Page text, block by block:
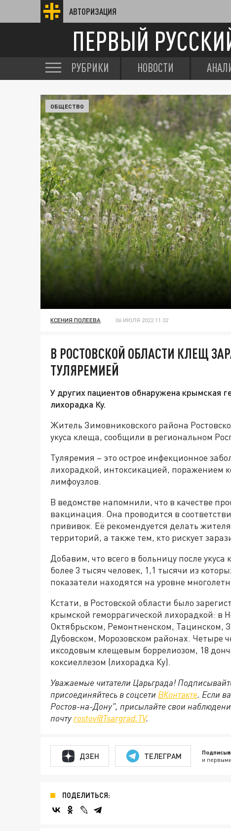
АВТОРИЗАЦИЯ
ПЕРВЫЙ
РУБРИКИ НОВОСТИ
ОБЩЕСТВО
КСЕНИЯ ПОЛЕЕВА 06 ИЮЛЯ 2022 11:32
В РОСТОВСКОЙ ОБЛАСТИ КЛЕЩ
ТУЛЯРЕМИЕЙ
У других пациентов обнаружена крымская
лихорадка Ку.
Житель Зимовниковского района
укуса клеща, сообщили в региональном
Туляремия – это острое инфекционное
лихорадкой, интоксикацией, поражением
лимфоузлов.
В ведомстве напомнили, что в качестве
вакцинация. Она проводится в
прививок. Её рекомендуется делать
территорий, а также тем, кто рискует
Добавим, что всего в больницу после
более 3 тысяч человек, 1,1 тысячи из
показатели находятся на уровне
Кстати, в Ростовской области было
крымской геморрагической лихорадкой: в
Октябрьском, Ремонтненском, Тацинском,
Дубовском, Морозовском районах. Четыре
иксодовым клещевым боррелиозом, 18
коксиеллезом (лихорадка Ку).
Уважаемые читатели Царьграда!
присоединяйтесь в соцсети ВКонтакте. Если
Ростов-на-Дону", присылайте свои
почту rostov@Tsargrad.ТV.
ДЗЕН ТЕЛЕГРАМ и
ПОДЕЛИТЬСЯ: